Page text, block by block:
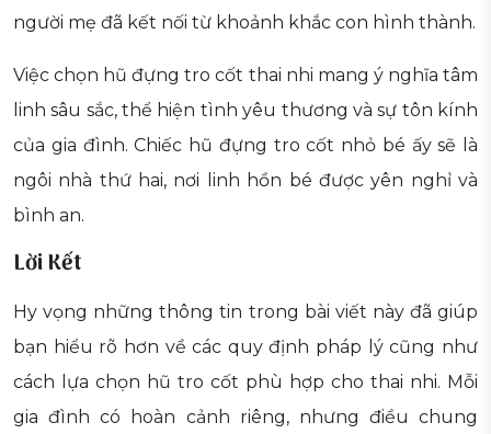
người mẹ đã kết nối từ khoảnh khắc con hình thành.
Việc chọn hũ đựng tro cốt thai nhi mang ý nghĩa tâm
linh sâu sắc, thể hiện tình yêu thương và sự tôn kính
của gia đình. Chiếc hũ đựng tro cốt nhỏ bé ấy sẽ là
ngôi nhà thứ hai, nơi linh hồn bé được yên nghỉ và
bình an.
Lời Kết
Hy vọng những thông tin trong bài viết này đã giúp
bạn hiểu rõ hơn về các quy định pháp lý cũng như
cách lựa chọn hũ tro cốt phù hợp cho thai nhi. Mỗi
gia đình có hoàn cảnh riêng, nhưng điều chung